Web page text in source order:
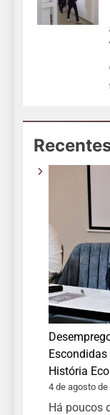
História
4 de agosto de
Há poucos